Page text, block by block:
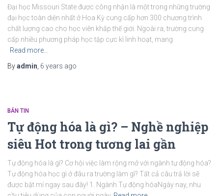
Đại học Missouri State được công nhận là một trong những trường
đại học toàn diện nhất ở Hoa Kỳ cung cấp hơn 300 chương trình
chất lượng cao cho học viên khắp thế giới. Ngoài ra, trường cung
cấp nhiều phương pháp học tập cực kì linh hoạt, mang
Read more…
Byadmin 6 years ago
BẢN TIN
Tự động hóa là gì? – Nghề nghiệp
siêu Hot trong tương lai gần
Tự động hóa là gì? Cơ hội việc làm rộng mở với ngành tự động hóa?
Tự động hóa học gì ở đâu ra trường làm gì? Tất cả câu trả lời sẽ
được bật mí ngay sau đây! 1. Ngành Tự động hóaNgày nay, nhu